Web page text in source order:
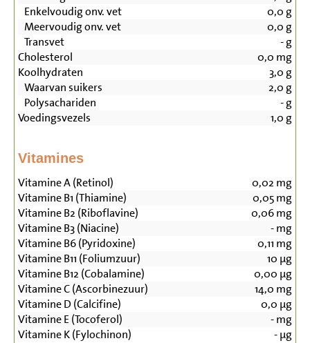
Enkelvoudig onv. vet
0,0 g
Meervoudig onv. vet
0,0 g
Transvet
-g
Cholesterol
0,0 mg
Koolhydraten
3,0 g
Waarvan suikers
2,0 g
Polysachariden
-g
Voedingsvezels
1,0 g
Vitamines
Vitamine A (Retinol) 0,02 mg
Vitamine B1 (Thiamine)
0,05mg
Vitamine B2 (Riboflavine)
0,06mg
Vitamine B3 (Niacine)
-mg
Vitamine B6 (Pyridoxine)
0,11 mg
Vitamine B11 (Foliumzuur)
10 µg
Vitamine B12 (Cobalamine)
0,00 µg
Vitamine C (Ascorbinezuur)
14,0 mg
Vitamine D (Calcifine)
0,0 µg
Vitamine E (Tocoferol)
-mg
Vitamine K (Fylochinon)
-µg